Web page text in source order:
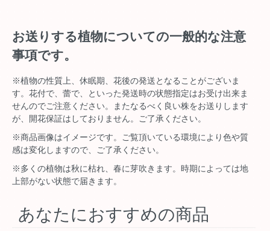
お送りする植物についての一般的な注意
事項です。
※植物の性質上、休眠期、花後の発送となることがございま
す。花付で、蕾で、といった発送時の状態指定はお受け出来ま
せんのでご注意ください。またなるべく良い株をお送りします
が、開花保証はしておりません。ご了承ください。
※商品画像はイメージです。ご覧頂いている環境により色や質
感は変化しますので、ご了承ください。
※多くの植物は秋に枯れ、春に芽吹きます。時期によっては地
上部がない状態で届きます。
あなたにおすすめの商品